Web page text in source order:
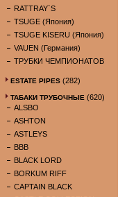
RATTRAY`S
TSUGE (Япония)
TSUGE KISERU (Япония)
VAUEN (Германия)
ТРУБКИ ЧЕМПИОНАТОВ
ESTATE PIPES (282)
ТАБАКИ ТРУБОЧНЫЕ (620)
ALSBO
ASHTON
ASTLEYS
BBB
BLACK LORD
BORKUM RIFF
CAPTAIN BLACK